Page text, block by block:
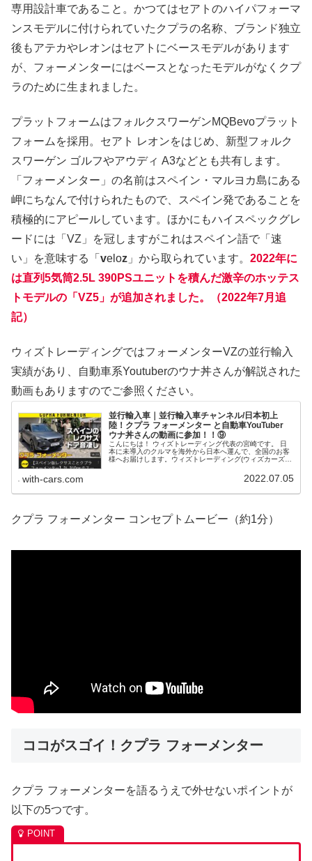
専用設計車であること。かつてはセアトのハイパフォーマ
ンスモデルに付けられていたクプラの名称、ブランド独立
後もアテカやレオンはセアトにベースモデルがあります
が、フォーメンターにはベースとなったモデルがなくクプ
ラのために生まれました。
プラットフォームはフォルクスワーゲンMQBevoプラット
フォームを採用。セアト レオンをはじめ、新型フォルク
スワーゲン ゴルフやアウディ A3などとも共有します。
「フォーメンター」の名前はスペイン・マルヨカ島にある
岬にちなんで付けられたもので、スペイン発であることを
積極的にアピールしています。ほかにもハイスペックグレ
ードには「VZ」を冠しますがこれはスペイン語で「速
い」を意味する「 veloz 」から取られています。 2022年に
は直列5気筒2.5L 390PSユニットを積んだ激辛のホッテス
トモデルの「VZ5」が追加されました。（2022年7月追
記）
ウィズトレーディングではフォーメンターVZの並行輸入
実績があり、自動車系Youtuberのウナ丼さんが解説された
動画もありますのでご参照ください。
並行輸入車｜並行輸入車チャンネル/日本初上
陸！クプラ フォーメンター と自動車YouTuber
ウナ丼さんの動画に参加！！⑨
こんにちは！ ウィズトレーディング代表の宮崎です。 日
本に未導入のクルマを海外から日本へ運んで、全国のお客
様へお届けします。ウィズトレーディング(ウィズカーズ)
扱った車両の中から厳選したクルマをピックアップ。 さ
て、今回もクルマ好きの皆さま御存知、ウナ丼さんの動画
DL40』、『トヨタ プロエースシティヴァーソ』、『フォ
ルクスワーゲン T6.1 トランスポーターコンビ』、『ルノ
す。ボディサイズは全長：4,450mm×全幅：1,839×全高：
with-cars.com 2022.07.05
クプラ フォーメンター コンセプトムービー（約1分）
ココがスゴイ！クプラ フォーメンター
クプラ フォーメンターを語るうえで外せないポイントが
以下の5つです。